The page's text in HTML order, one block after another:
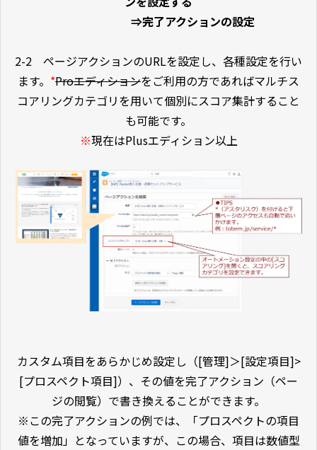
⇒完了アクションの設定
2-2 ページアクションのURLを設定し、各種設定を行い
ます。 *Proエディションをご利用の方であればマルチス
コアリングカテゴリを用いて個別にスコア集計すること
も可能です。
※現在はPlusエディション以上
カスタム項目をあらかじめ設定し（[管理]＞[設定項目]>
[プロスペクト項目]）、その値を完了アクション（ペー
ジの閲覧）で書き換えることができます。
※この完了アクションの例では、「プロスペクトの項目
値を増加」となっていますが、この場合、項目は数値型